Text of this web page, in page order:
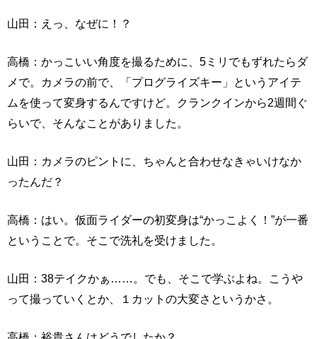
山田：えっ、なぜに！？
高橋：かっこいい角度を撮るために、5ミリでもずれたらダ
メで。カメラの前で、「プログライズキー」というアイテ
ムを使って変身するんですけど。クランクインから2週間ぐ
らいで、そんなことがありました。
山田：カメラのピントに、ちゃんと合わせなきゃいけなか
ったんだ？
高橋：はい。仮面ライダーの初変身は“かっこよく！”が一番
ということで。そこで洗礼を受けました。
山田：38テイクかぁ……。でも、そこで学ぶよね。こうや
って撮っていくとか、１カットの大変さというかさ。